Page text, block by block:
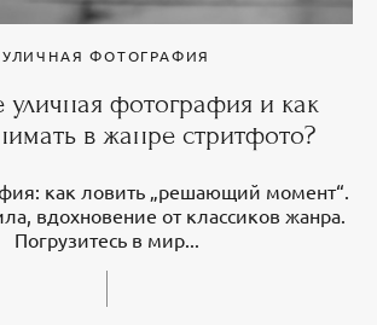
УЛИЧНАЯ ФОТОГРАФИЯ
уличная фотография и как
в жанре стритфото?
как ловить „решающий момент“.
вдохновение от классиков жанра.
Погрузитесь в мир...